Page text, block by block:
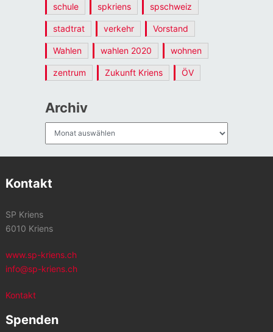
schule spkriens spschweiz
stadtrat verkehr Vorstand
Wahlen wahlen 2020 wohnen
zentrum Zukunft Kriens ÖV
Archiv
Kontakt
SP Kriens
6010 Kriens
www.sp-kriens.ch
info@sp-kriens.ch
Kontakt
Spenden